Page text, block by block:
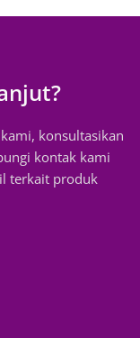
konsultasikan
kontak kami
terkait produk